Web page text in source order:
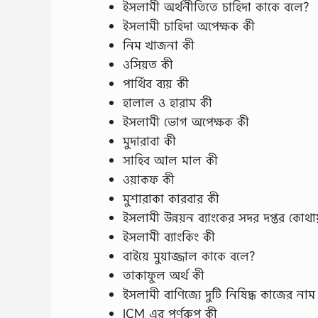
ইসলামী অর্থনীতিতে চাহিদা কাকে বলে?
ইসলামী চাহিদা অপেক্ষক কী
নিম খাজনা কী
ওসিয়ত কী
পার্থিব ব্যয় কী
হালাল ও হারাম কী
ইসলামী ভোগ অপেক্ষক কী
মুদারাবা কী
সাহিব আল মাল কী
ওয়াকফ কী
মুশারাকা কারবার কী
ইসলামী উন্নয়ন ব্যাংকের সদর দপ্তর
ইসলামী ব্যাংকিং কী
বাইয়ে মুয়াজ্জাল কাকে বলে?
তাকাফুল অর্থ কী
ইসলামী বাণিজ্যে দুটি নিষিদ্ধ কাজের
ICM এর পূর্ণরুপ কী